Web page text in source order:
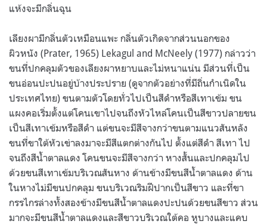
แห้งจะมีกลิ่นฉุน
เลียงผามีกลิ่นตัวเหมือนแพะ กลิ่นตัวเกิดจากส่วนนอกของ
ผิวหนัง (Prater, 1965) Lekagul and McNeely (1977) กล่าวว่า
ขนที่ปกคลุมตัวของเลียงผาหยาบและไม่หนาแน่น มีส่วนที่เป็น
ขนอ่อนปะปนอยู่บ้างประปราย (ดูจากตัวอย่างที่มีถิ่นกำเนิดใน
ประเทศไทย) ขนตามตัวโดยทั่วไปเป็นสีดำหรือสีเทาเข้ม ขน
แผงคอเริ่มตั้งแต่โคนเขาไปจนถึงหัวไหล่โคนเป็นสีขาวปลายขน
เป็นสีเทาเข้มหรือสีดำ แต่ขนจะมีสีจางกว่าขนตามแนวสันหลัง
ขนที่ขาใต้หัวเข่าลงมาจะมีสีแตกต่างกันไป ตั้งแต่สีดำ สีเทา ไป
จนถึงสีน้ำตาลแดง โคนขนจะมีสีจางกว่า หางสั้นและปกคลุมไป
ด้วยขนสีเทาเข้มบริเวณสันหาง ด้านข้างมีขนสีน้ำตาลแดง ด้าน
ในหางไม่มีขนปกคลุม ขนบริเวณริมฝีปากเป็นสีขาว และที่ขา
กรรไกรล่างทั้งสองข้างมีขนสีน้ำตาลแดงปะปนด้วยขนสีขาว ส่วน
มากจะมีขนสีน้ำตาลแดงและสีขาวบริเวณใต้คอ หูบางและแคบ